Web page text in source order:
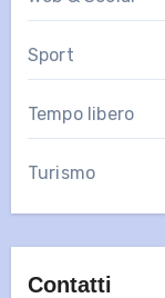
Sport
Tempo libero
Turismo
Contatti